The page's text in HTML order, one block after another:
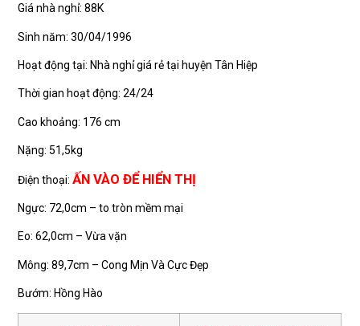
Giá nhà nghỉ: 88K
Sinh năm: 30/04/1996
Hoạt động tại: Nhà nghỉ giá rẻ tại huyện Tân Hiệp
Thời gian hoạt động: 24/24
Cao khoảng: 176 cm
Nặng: 51,5kg
Điện thoại:ẤN VÀO ĐỂ HIỂN THỊ
Ngực: 72,0cm – to tròn mềm mại
Eo: 62,0cm – Vừa vặn
Mông: 89,7cm – Cong Mịn Và Cực Đẹp
Bướm: Hồng Hào